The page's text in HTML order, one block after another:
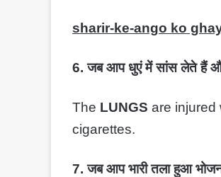
sharir-ke-ango ko
6. जब आप धुएं में सांस लेते हैं और
The LUNGS are injured
cigarettes.
7. जब आप भारी तला हुआ